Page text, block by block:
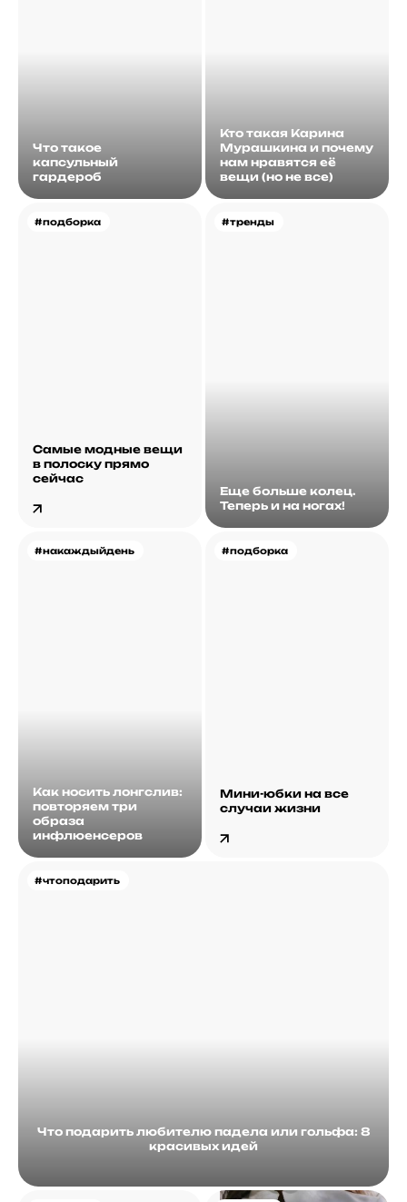
Что такое
капсульный
гардероб
Кто такая Карина
Мурашкина и почему
нам нравятся её
вещи (но не все)
#подборка
Самые модные вещи
в полоску прямо
сейчас
#тренды
Еще больше колец.
Теперь и на ногах!
#накаждыйдень
Как носить лонгслив:
повторяем три
образа
инфлюенсеров
#чтоподарить
Что подарить любителю падела или гольфа: 8
красивых идей
#подборка
Мини-юбки на все
случаи жизни